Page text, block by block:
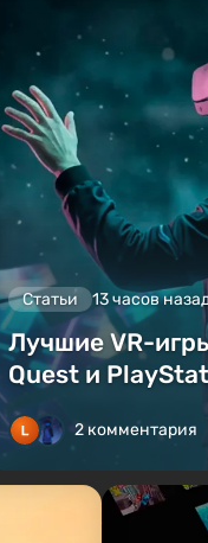
Статьи 13 часов
Лучшие VR-
Quest и
2 комментария